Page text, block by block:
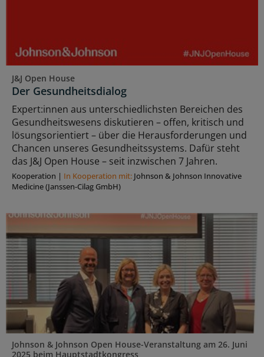
J&J Open House
Der Gesundheitsdialog
Expert:innen aus unterschiedlichsten Bereichen des
Gesundheitswesens diskutieren – offen, kritisch und
lösungsorientiert – über die Herausforderungen und
Chancen unseres Gesundheitssystems. Dafür steht
das J&J Open House – seit inzwischen 7 Jahren.
Kooperation | In Kooperation mit: Johnson & Johnson Innovative
Medicine (Janssen-Cilag GmbH)
Johnson & Johnson Open House-Veranstaltung am 26. Juni
2025 beim Hauptstadtkongress